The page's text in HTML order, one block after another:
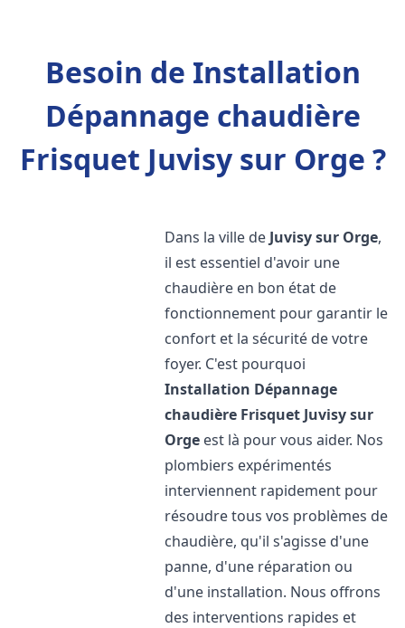
Besoin de Installation
Dépannage chaudière
Frisquet Juvisy sur Orge ?
Dans la ville de Juvisy sur Orge,
il est essentiel d'avoir une
chaudière en bon état de
fonctionnement pour garantir le
confort et la sécurité de votre
foyer. C'est pourquoi
Installation Dépannage
chaudière Frisquet Juvisy sur
Orge est là pour vous aider. Nos
plombiers expérimentés
interviennent rapidement pour
résoudre tous vos problèmes de
chaudière, qu'il s'agisse d'une
panne, d'une réparation ou
d'une installation. Nous offrons
des interventions rapides et